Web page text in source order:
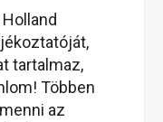
tartalmaz,
Többen
az